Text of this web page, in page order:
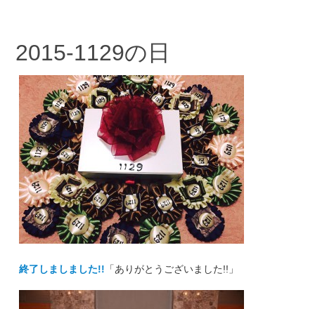
2015-1129の日
終了しましました!! 「ありがとうございました!!」